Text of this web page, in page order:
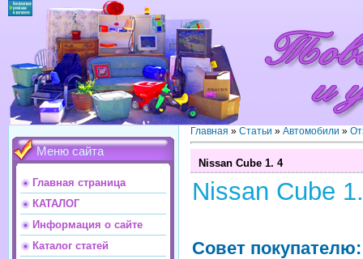
Меню сайта
Главная страница
КАТАЛОГ
Информация о сайте
Каталог статей
Главная » Статьи » Автомобили »
Nissan Cube 1. 4
Nissan Cube
Совет покупателю: